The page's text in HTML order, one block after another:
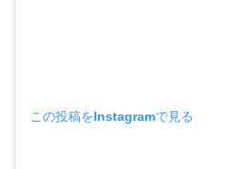
この投稿をInstagramで見る